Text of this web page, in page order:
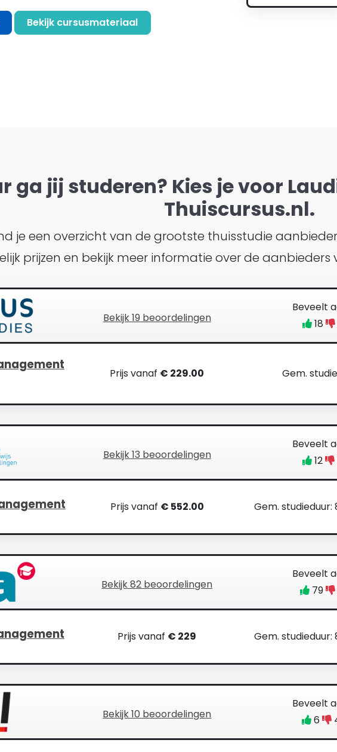
Bekijk cursusmateriaal
ga jij studeren? Kies je voor
Thuiscursus.nl.
je een overzicht van de grootste thuisstudie
prijzen en bekijk meer informatie over de
Bekijk 19 beoordelingen
Beveelt
18
Prijs vanaf € 229.00 Gem.
Bekijk 13 beoordelingen
Beveelt
12
Prijs vanaf € 552.00 Gem.
Bekijk 82 beoordelingen
Beveelt
79
Prijs vanaf € 229 Gem.
Bekijk 10 beoordelingen
Beveelt
6